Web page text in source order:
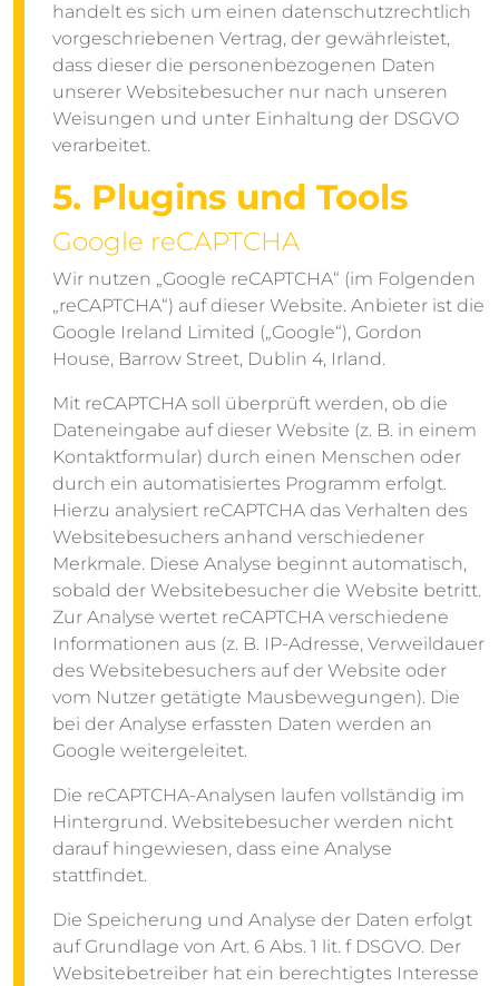
handelt es sich um einen datenschutzrechtlich
vorgeschriebenen Vertrag, der gewährleistet,
dass dieser die personenbezogenen Daten
unserer Websitebesucher nur nach unseren
Weisungen und unter Einhaltung der DSGVO
verarbeitet.
5. Plugins und Tools
Google reCAPTCHA
Wir nutzen „Google reCAPTCHA“ (im Folgenden
„reCAPTCHA“) auf dieser Website. Anbieter ist die
Google Ireland Limited („Google“), Gordon
House, Barrow Street, Dublin 4, Irland.
Mit reCAPTCHA soll überprüft werden, ob die
Dateneingabe auf dieser Website (z. B. in einem
Kontaktformular) durch einen Menschen oder
durch ein automatisiertes Programm erfolgt.
Hierzu analysiert reCAPTCHA das Verhalten des
Websitebesuchers anhand verschiedener
Merkmale. Diese Analyse beginnt automatisch,
sobald der Websitebesucher die Website betritt.
Zur Analyse wertet reCAPTCHA verschiedene
Informationen aus (z. B. IP-Adresse, Verweildauer
des Websitebesuchers auf der Website oder
vom Nutzer getätigte Mausbewegungen). Die
bei der Analyse erfassten Daten werden an
Google weitergeleitet.
Die reCAPTCHA-Analysen laufen vollständig im
Hintergrund. Websitebesucher werden nicht
darauf hingewiesen, dass eine Analyse
stattfindet.
Die Speicherung und Analyse der Daten erfolgt
auf Grundlage von Art. 6 Abs. 1 lit. f DSGVO. Der
Websitebetreiber hat ein berechtigtes Interesse